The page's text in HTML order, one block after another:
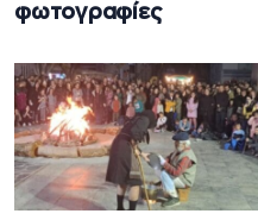
φωτογραφίες